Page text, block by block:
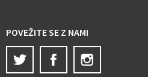
POVEŽITE SE Z NAMI
Twitter
Facebook